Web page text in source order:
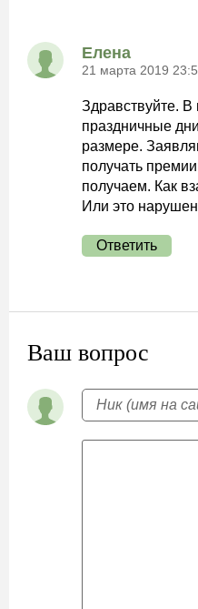
Елена
21 марта 2019
Здравствуйте.
праздничные
размере.
получать
получаем. Как
Или это
Ответить
Ваш вопрос